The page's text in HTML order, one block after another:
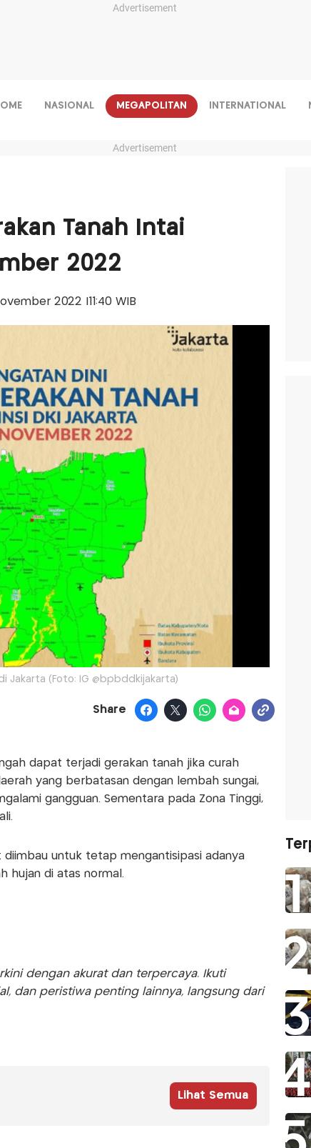
Advertisement
NASIONAL MEGAPOLITAN INTERNATIONAL
Advertisement
Tanah Intai
2022
2022 |11:40 WIB
Jakarta (Foto: IG @bpbddkijakarta)
Share
dapat terjadi gerakan tanah jika curah
yang berbatasan dengan lembah sungai,
gangguan. Sementara pada Zona Tinggi,
diimbau untuk tetap mengantisipasi adanya
hujan di atas normal.
dengan akurat dan terpercaya. Ikuti
dan peristiwa penting lainnya, langsung dari
Lihat Semua